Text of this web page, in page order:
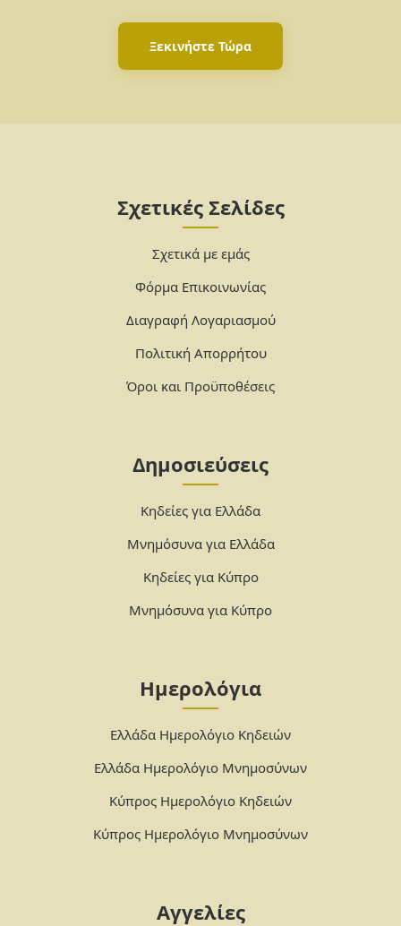
Ξεκινήστε Τώρα
Σχετικές Σελίδες
Σχετικά με εμάς
Φόρμα Επικοινωνίας
Διαγραφή Λογαριασμού
Πολιτική Απορρήτου
Όροι και Προϋποθέσεις
Δημοσιεύσεις
Κηδείες για Ελλάδα
Μνημόσυνα για Ελλάδα
Κηδείες για Κύπρο
Μνημόσυνα για Κύπρο
Ημερολόγια
Ελλάδα Ημερολόγιο Κηδειών
Ελλάδα Ημερολόγιο Μνημοσύνων
Κύπρος Ημερολόγιο Κηδειών
Κύπρος Ημερολόγιο Μνημοσύνων
Αγγελίες